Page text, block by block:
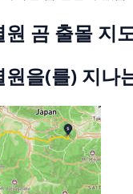
곰 출몰 지
을(를) 지나